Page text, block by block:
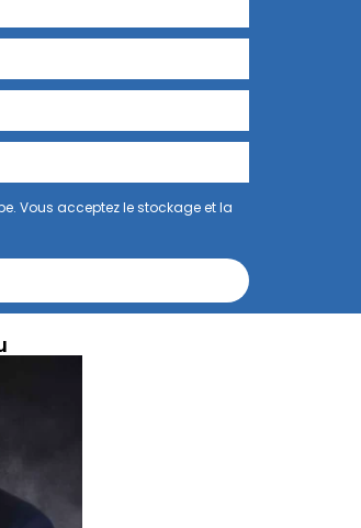
Vous acceptez le stockage et la